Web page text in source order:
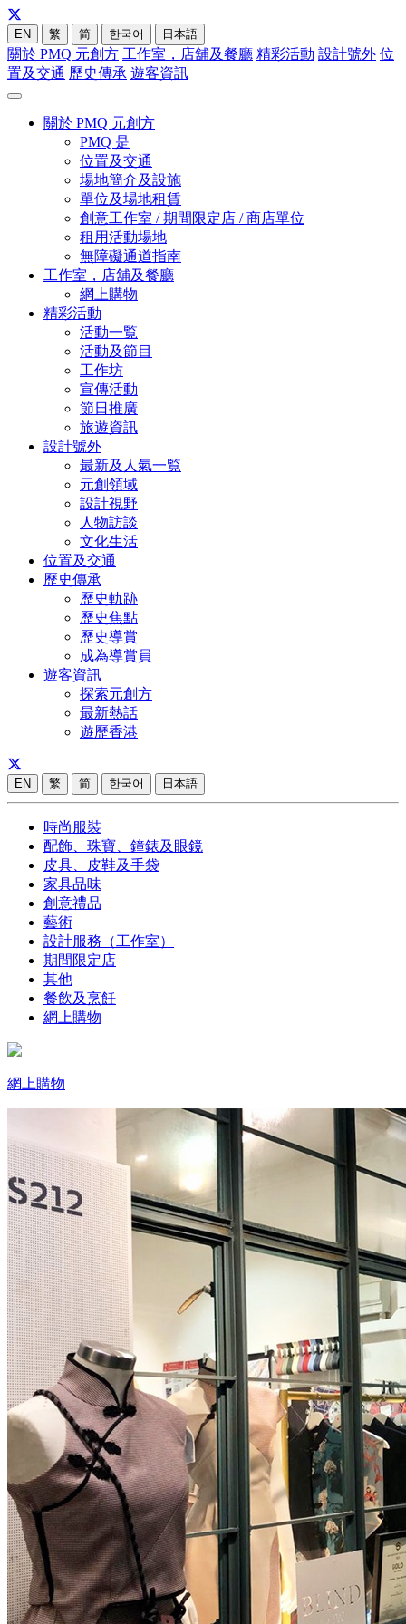
EN 繁 简 한국어 日本語
關於 PMQ 元創方 工作室，店舖及餐廳 精彩活動 設計號外 位
置及交通 歷史傳承 遊客資訊
關於 PMQ 元創方
PMQ 是
位置及交通
場地簡介及設施
單位及場地租賃
創意工作室 / 期間限定店 / 商店單位
租用活動場地
無障礙通道指南
工作室，店舖及餐廳
網上購物
精彩活動
活動一覧
活動及節目
工作坊
宣傳活動
節日推廣
旅遊資訊
設計號外
最新及人氣一覧
元創領域
設計視野
人物訪談
文化生活
位置及交通
歷史傳承
歷史軌跡
歷史焦點
歷史導賞
成為導賞員
遊客資訊
探索元創方
最新熱話
遊歷香港
EN 繁 简 한국어 日本語
時尚服裝
配飾、珠寶、鐘錶及眼鏡
皮具、皮鞋及手袋
家具品味
創意禮品
藝術
設計服務（工作室）
期間限定店
其他
餐飲及烹飪
網上購物
網上購物